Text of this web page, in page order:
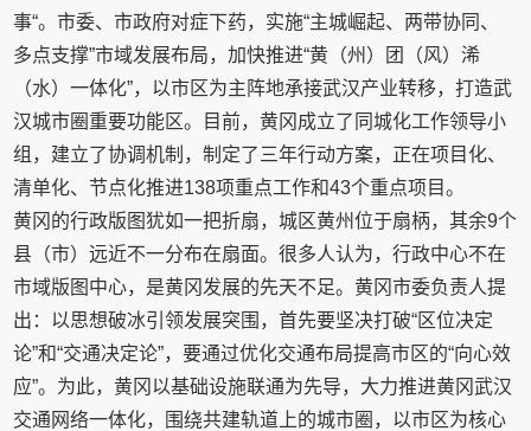
事“。市委、市政府对症下药，实施“主城崛起、两带协同、
多点支撑”市域发展布局，加快推进“黄（州）团（风）浠
（水）一体化”，以市区为主阵地承接武汉产业转移，打造武
汉城市圈重要功能区。目前，黄冈成立了同城化工作领导小
组，建立了协调机制，制定了三年行动方案，正在项目化、
清单化、节点化推进138项重点工作和43个重点项目。
黄冈的行政版图犹如一把折扇，城区黄州位于扇柄，其余9个
县（市）远近不一分布在扇面。很多人认为，行政中心不在
市域版图中心，是黄冈发展的先天不足。黄冈市委负责人提
出：以思想破冰引领发展突围，首先要坚决打破“区位决定
论”和“交通决定论”，要通过优化交通布局提高市区的“向心效
应”。为此，黄冈以基础设施联通为先导，大力推进黄冈武汉
交通网络一体化，围绕共建轨道上的城市圈，以市区为核心